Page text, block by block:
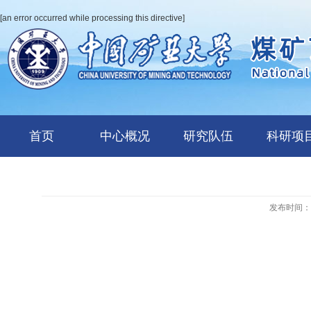
[an error occurred while processing this directive]
首页 中心概况 研究队伍 科研项
发布时间